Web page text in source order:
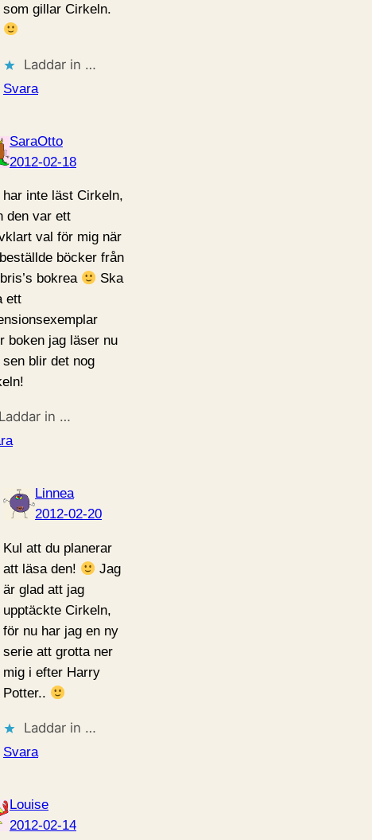
som gillar Cirkeln.
Laddar in …
Svara
SaraOtto
2012-02-18
har inte läst Cirkeln,
den var ett
val för mig när
böcker från
bokrea
Ska
ett
boken jag läser nu
sen blir det nog
Laddar in …
Linnea
2012-02-20
Kul att du planerar
att läsa den!
Jag
är glad att jag
upptäckte Cirkeln,
för nu har jag en ny
serie att grotta ner
mig i efter Harry
Potter..
Laddar in …
Svara
Louise
2012-02-14